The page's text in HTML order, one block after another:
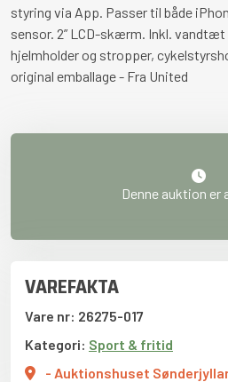
styring via App. Passer til både
sensor. 2” LCD-skærm. Inkl. vandtæt
hjelmholder og stropper,
original emballage - Fra United
Denne auktion
VAREFAKTA
Vare nr: 26275-017
Kategori: Sport & fritid
- Auktionshuset